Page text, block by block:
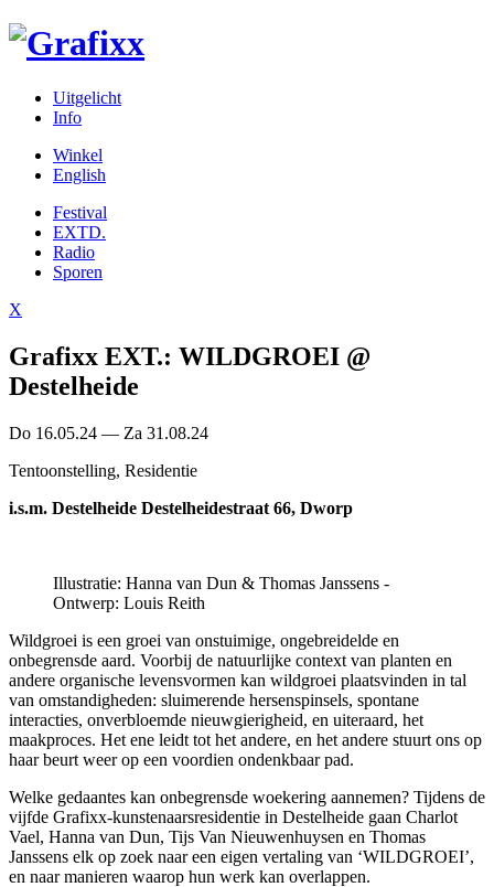
Uitgelicht
Info
Winkel
English
Festival
EXTD.
Radio
Sporen
X
Grafixx EXT.: WILDGROEI @
Destelheide
Do 16.05.24 — Za 31.08.24
Tentoonstelling, Residentie
i.s.m. Destelheide Destelheidestraat 66, Dworp
Illustratie: Hanna van Dun & Thomas Janssens -
Ontwerp: Louis Reith
Wildgroei is een groei van onstuimige, ongebreidelde en
onbegrensde aard. Voorbij de natuurlijke context van planten en
andere organische levensvormen kan wildgroei plaatsvinden in tal
van omstandigheden: sluimerende hersenspinsels, spontane
interacties, onverbloemde nieuwgierigheid, en uiteraard, het
maakproces. Het ene leidt tot het andere, en het andere stuurt ons op
haar beurt weer op een voordien ondenkbaar pad.
Welke gedaantes kan onbegrensde woekering aannemen? Tijdens de
vijfde Grafixx-kunstenaarsresidentie in Destelheide gaan Charlot
Vael, Hanna van Dun, Tijs Van Nieuwenhuysen en Thomas
Janssens elk op zoek naar een eigen vertaling van ‘WILDGROEI’,
en naar manieren waarop hun werk kan overlappen.